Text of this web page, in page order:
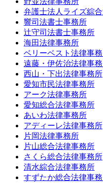
弁護士法人ライズ綜
響司法書士事務所
辻守司法書士事務所
海田法律事務所
ベリーベスト法律事
遠藤・伊佐治法律事
西山・下出法律事務所
愛知市民法律事務所
アーク法律事務所
愛知総合法律事務所
あいわ法律事務所
アディーレ法律事務所
片岡法律事務所
片山総合法律事務所
さくら総合法律事務所
清水綜合法律事務所
すずたか総合法律事